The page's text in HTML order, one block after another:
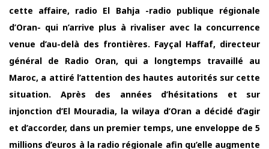
cette affaire, radio El Bahja -radio publique régionale
d’Oran- qui n’arrive plus à rivaliser avec la concurrence
venue d’au-delà des frontières. Fayçal Haffaf, directeur
général de Radio Oran, qui a longtemps travaillé au
Maroc, a attiré l’attention des hautes autorités sur cette
situation. Après des années d’hésitations et sur
injonction d’El Mouradia, la wilaya d’Oran a décidé d’agir
et d’accorder, dans un premier temps, une enveloppe de 5
millions d’euros à la radio régionale afin qu’elle augmente